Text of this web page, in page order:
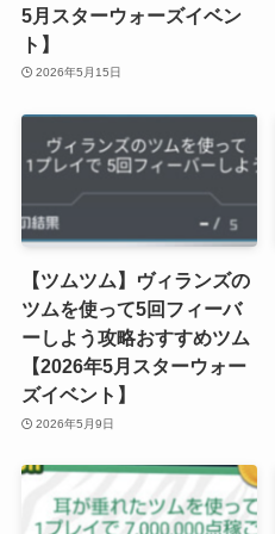
5月スターウォーズイベン
ト】
2026年5月15日
【ツムツム】ヴィランズの
ツムを使って5回フィーバ
ーしよう攻略おすすめツム
【2026年5月スターウォー
ズイベント】
2026年5月9日